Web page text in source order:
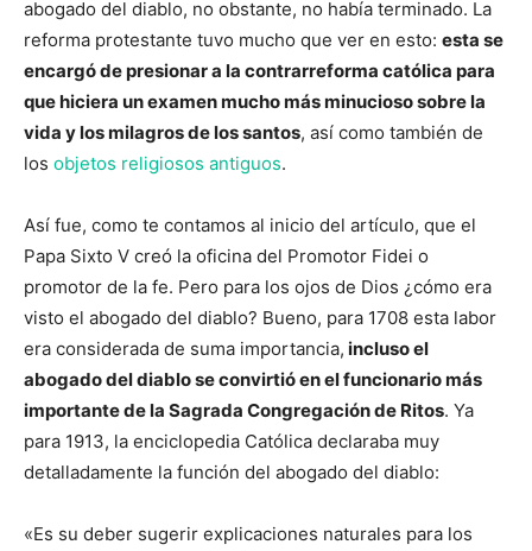
abogado del diablo, no obstante, no había terminado. La
reforma protestante tuvo mucho que ver en esto: esta se
encargó de presionar a la contrarreforma católica para
que hiciera un examen mucho más minucioso sobre la
vida y los milagros de los santos, así como también de
los objetos religiosos antiguos.
Así fue, como te contamos al inicio del artículo, que el
Papa Sixto V creó la oficina del Promotor Fidei o
promotor de la fe. Pero para los ojos de Dios ¿cómo era
visto el abogado del diablo? Bueno, para 1708 esta labor
era considerada de suma importancia, incluso el
abogado del diablo se convirtió en el funcionario más
importante de la Sagrada Congregación de Ritos. Ya
para 1913, la enciclopedia Católica declaraba muy
detalladamente la función del abogado del diablo:
«Es su deber sugerir explicaciones naturales para los